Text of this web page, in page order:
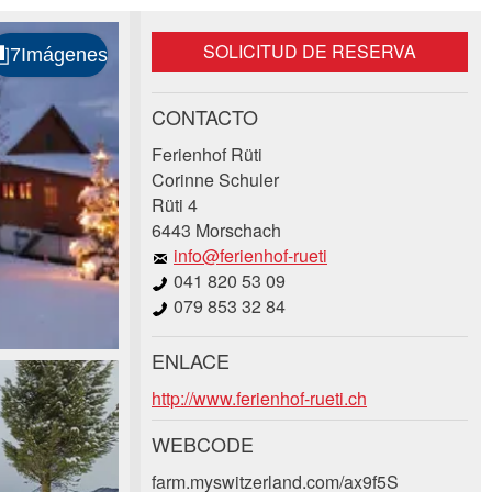
SOLICITUD DE RESERVA
CONTACTO
Ferienhof Rüti
Corinne Schuler
Rüti 4
6443 Morschach
info@ferienhof-rueti
041 820 53 09
079 853 32 84
ENLACE
http://www.ferienhof-rueti.ch
WEBCODE
farm.myswitzerland.com/ax9f5S